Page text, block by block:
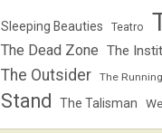
Sleeping Beauties Teatro
The Dead Zone The
The Outsider The
Stand
The Talisman